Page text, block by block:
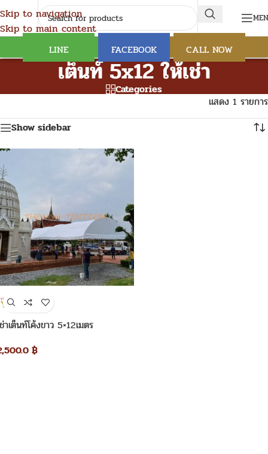
Skip to navigation
Skip to main content
LINE FACEBOOK CALL NOW
เต็นท์ 5x12 ให้เช่า
Categories
แสดง 1 รายการ
Show sidebar
าเต็นท์โค้งขาว 5×12เมตร
฿